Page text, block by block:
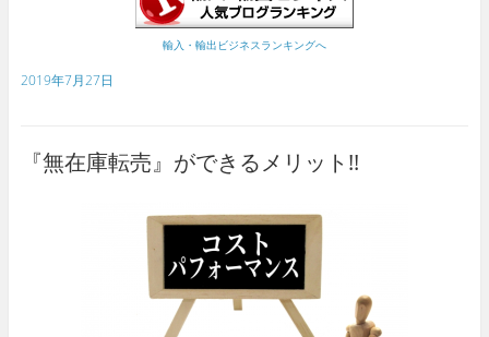
輸入・輸出ビジネスランキングへ
2019年7月27日
『無在庫転売』ができるメリット!!